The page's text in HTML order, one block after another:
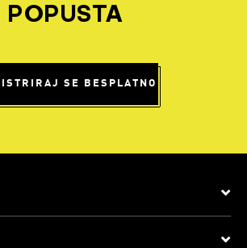
POPUSTA
SE BESPLATNO